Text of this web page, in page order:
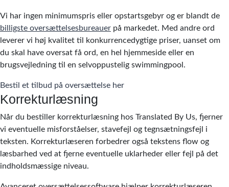
Vi har ingen minimumspris eller opstartsgebyr og er blandt de
billigste oversættelsesbureauer på markedet. Med andre ord
leverer vi høj kvalitet til konkurrencedygtige priser, uanset om
du skal have oversat få ord, en hel hjemmeside eller en
brugsvejledning til en selvoppustelig swimmingpool.
Bestil et tilbud på oversættelse her
Korrekturlæsning
Når du bestiller korrekturlæsning hos Translated By Us, fjerner
vi eventuelle misforståelser, stavefejl og tegnsætningsfejl i
teksten. Korrekturlæseren forbedrer også tekstens flow og
læsbarhed ved at fjerne eventuelle uklarheder eller fejl på det
indholdsmæssige niveau.